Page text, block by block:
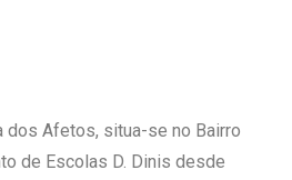
dos Afetos, situa-se no Bairro
de Escolas D. Dinis desde